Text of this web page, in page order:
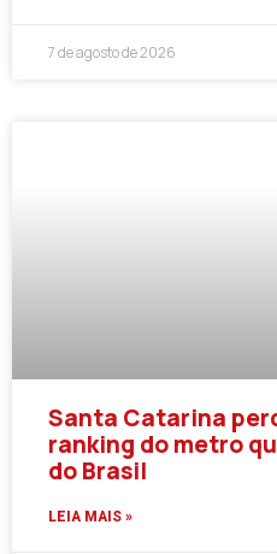
7 de agosto de 2026
Santa Catarina
ranking do metro
do Brasil
LEIA MAIS »